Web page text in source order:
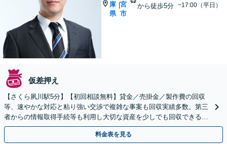
庫
県
|宮
市
から徒歩5分 ~17:00（平日）
仮差押え
【さくら夙川駅5分】【初回相談無料】貸金／売掛金／製作費の回収
等、速やかな対応と粘り強い交渉で複雑な事案も回収実績多数。第三
者からの情報取得手続等も利用し大切な資産を少しでも回収できるよ
う尽力します【フリーランス・個人事業主のご相談も対応】
料金表を見る